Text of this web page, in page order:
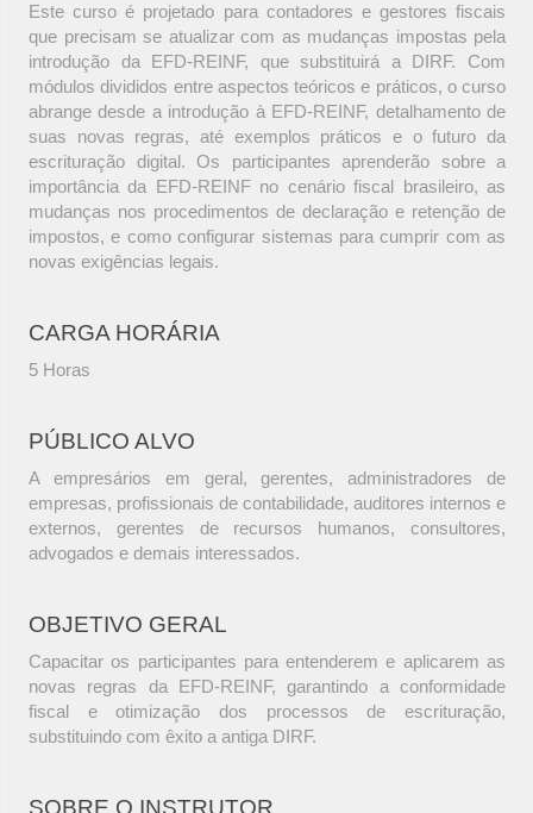
Este curso é projetado para contadores e gestores fiscais
que precisam se atualizar com as mudanças impostas pela
introdução da EFD-REINF, que substituirá a DIRF. Com
módulos divididos entre aspectos teóricos e práticos, o curso
abrange desde a introdução à EFD-REINF, detalhamento de
suas novas regras, até exemplos práticos e o futuro da
escrituração digital. Os participantes aprenderão sobre a
importância da EFD-REINF no cenário fiscal brasileiro, as
mudanças nos procedimentos de declaração e retenção de
impostos, e como configurar sistemas para cumprir com as
novas exigências legais.
CARGA HORÁRIA
5 Horas
PÚBLICO ALVO
A empresários em geral, gerentes, administradores de
empresas, profissionais de contabilidade, auditores internos e
externos, gerentes de recursos humanos, consultores,
advogados e demais interessados.
OBJETIVO GERAL
Capacitar os participantes para entenderem e aplicarem as
novas regras da EFD-REINF, garantindo a conformidade
fiscal e otimização dos processos de escrituração,
substituindo com êxito a antiga DIRF.
SOBRE O INSTRUTOR